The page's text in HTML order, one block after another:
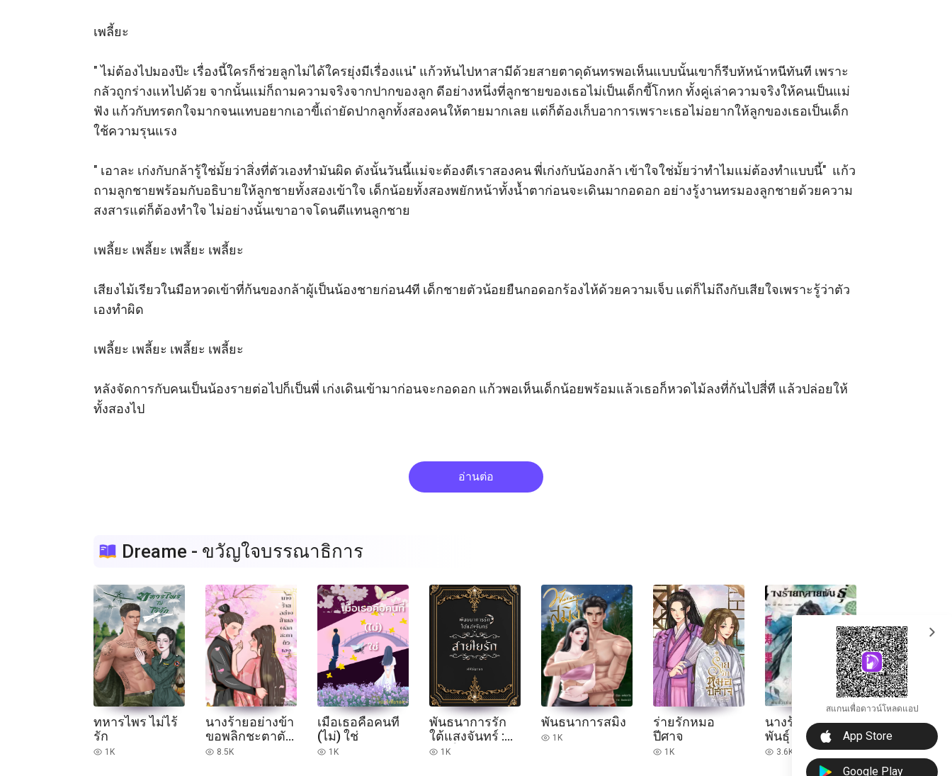
เพลี้ยะ
" ไม่ต้องไปมองป๊ะ เรื่องนี้ใครก็ช่วยลูกไม่ได้ใครยุ่งมีเรื่องแน่" แก้วหันไปหาสามีด้วยสายตาดุดันทรพอเห็นแบบนั้นเขาก็รีบหัหน้าหนีทันที เพราะ
กลัวถูกร่างแหไปด้วย จากนั้นแม่ก็ถามความจริงจากปากของลูก ดีอย่างหนึ่งที่ลูกชายของเธอไม่เป็นเด็กขี้โกหก ทั้งคู่เล่าความจริงให้คนเป็นแม่
ฟัง แก้วกับทรตกใจมากจนแทบอยากเอาขี้เถ่ายัดปากลูกทั้งสองคนให้ตายมากเลย แต่ก็ต้องเก็บอาการเพราะเธอไม่อยากให้ลูกของเธอเป็นเด็ก
ใช้ความรุนแรง
" เอาละ เก่งกับกล้ารู้ใช่มั้ยว่าสิ่งที่ตัวเองทำมันผิด ดังนั้นวันนี้แม่จะต้องตีเราสองคน พี่เก่งกับน้องกล้า เข้าใจใช่มั้ยว่าทำไมแม่ต้องทำแบบนี้"  แก้ว
ถามลูกชายพร้อมกับอธิบายให้ลูกชายทั้งสองเข้าใจ เด็กน้อยทั้งสองพยักหน้าทั้งน้ำตาก่อนจะเดินมากอดอก อย่างรู้งานทรมองลูกชายด้วยความ
สงสารแต่ก็ต้องทำใจ ไม่อย่างนั้นเขาอาจโดนตีแทนลูกชาย
เพลี้ยะ เพลี้ยะ เพลี้ยะ เพลี้ยะ
เสียงไม้เรียวในมือหวดเข้าที่ก้นของกล้าผู้เป็นน้องชายก่อน4ที เด็กชายตัวน้อยยืนกอดอกร้องไห้ด้วยความเจ็บ แต่ก็ไม่ถึงกับเสียใจเพราะรู้ว่าตัว
เองทำผิด
เพลี้ยะ เพลี้ยะ เพลี้ยะ เพลี้ยะ
หลังจัดการกับคนเป็นน้องรายต่อไปก็เป็นพี่ เก่งเดินเข้ามาก่อนจะกอดอก แก้วพอเห็นเด็กน้อยพร้อมแล้วเธอก็หวดไม้ลงที่ก้นไปสี่ที แล้วปล่อยให้
ทั้งสองไป
อ่านต่อ
Dreame - ขวัญใจบรรณาธิการ
ทหารไพร ไม่ไร้
รัก
read 1K
นางร้ายอย่างข้า
ขอพลิกชะตาตัว
เอง
read 8.5K
เมื่อเธอคือคนที่
(ไม่) ใช่
read 1K
พันธนาการรัก
ใต้แสงจันทร์ :
สายใยรัก
read 1K
พันธนาการสมิง
read 1K
ร่ายรักหมอ
ปีศาจ
read 1K
นางร้ายกลาย
พันธุ์
read 3.6K
expand_more
สแกนเพื่อดาวน์โหลดแอป
download_ios App Store
Google Play